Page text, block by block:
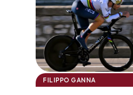
FILIPPO GANNA